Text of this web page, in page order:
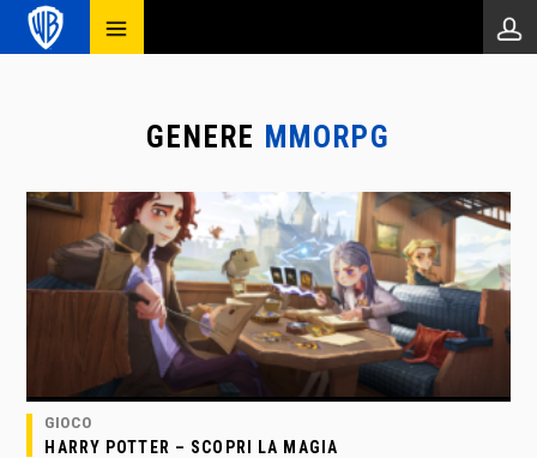
GENERE MMORPG
GIOCO
HARRY POTTER – SCOPRI LA MAGIA